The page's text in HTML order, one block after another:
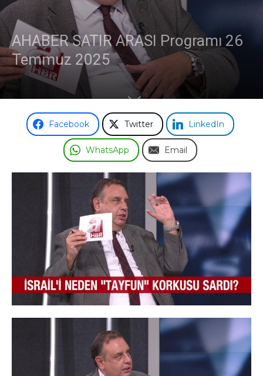
AHABER SATIR ARASI Programı 26
Temmuz 2025
Facebook Twitter LinkedIn
WhatsApp Email